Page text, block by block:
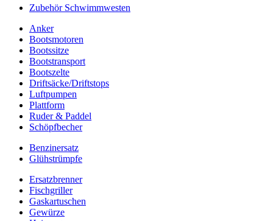
Zubehör Schwimmwesten
Anker
Bootsmotoren
Bootssitze
Bootstransport
Bootszelte
Driftsäcke/Driftstops
Luftpumpen
Plattform
Ruder & Paddel
Schöpfbecher
Benzinersatz
Glühstrümpfe
Ersatzbrenner
Fischgriller
Gaskartuschen
Gewürze